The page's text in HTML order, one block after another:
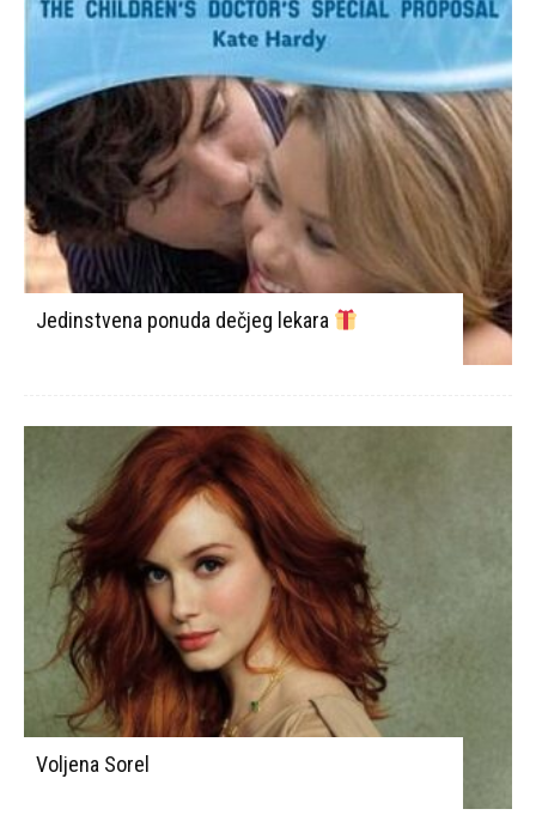
Jedinstvena ponuda dečjeg lekara
Voljena Sorel